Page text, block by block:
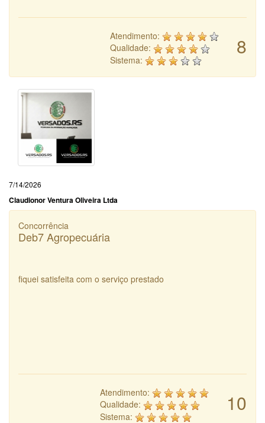
8
Atendimento:
Qualidade:
Sistema:
7/14/2026
Claudionor Ventura Oliveira Ltda
Concorrência
Deb7 Agropecuária
fiquei satisfeita com o serviço prestado
10
Atendimento:
Qualidade:
Sistema: